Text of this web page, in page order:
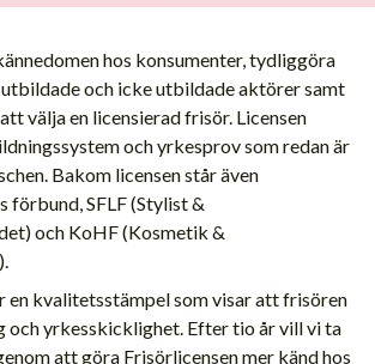
hos konsumenter, tydliggöra
och icke utbildade aktörer samt
välja en licensierad frisör. Licensen
och yrkesprov som redan är
Bakom licensen står även
förbund, SFLF (Stylist &
och KoHF (Kosmetik &
en kvalitetsstämpel som visar att frisören
och yrkesskicklighet. Efter tio år vill vi ta
att göra Frisörlicensen mer känd hos